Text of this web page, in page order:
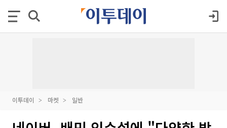
이투데이 마켓 일반